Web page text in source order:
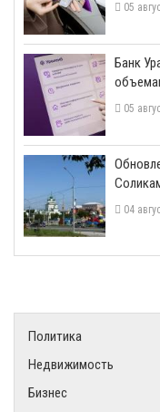
05
​Банк
05
04
Политика
Недвижимость
Бизнес